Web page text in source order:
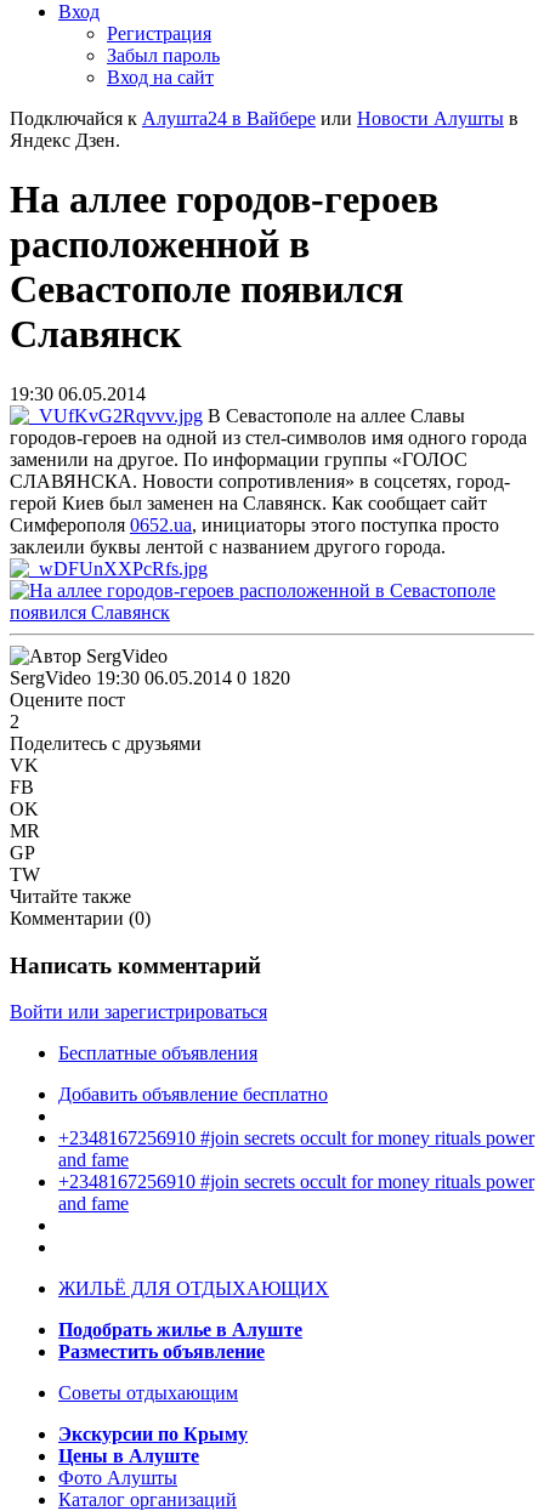
Вход
Регистрация
Забыл пароль
Вход на сайт
Подключайся к Алушта24 в Вайбере или Новости Алушты в
Яндекс Дзен.
На аллее городов-героев
расположенной в
Севастополе появился
Славянск
19:30 06.05.2014
В Севастополе на аллее Славы
городов-героев на одной из стел-символов имя одного города
заменили на другое. По информации группы «ГОЛОС
СЛАВЯНСКА. Новости сопротивления» в соцсетях, город-
герой Киев был заменен на Славянск. Как сообщает сайт
Симферополя 0652.ua, инициаторы этого поступка просто
заклеили буквы лентой с названием другого города.
SergVideo 19:30 06.05.2014 0 1820
Оцените пост
2
Поделитесь с друзьями
VK
FB
OK
MR
GP
TW
Читайте также
Комментарии (0)
Написать комментарий
Войти или зарегистрироваться
Бесплатные объявления
Добавить объявление бесплатно
+2348167256910 #join secrets occult for money rituals power
and fame
+2348167256910 #join secrets occult for money rituals power
and fame
ЖИЛЬЁ ДЛЯ ОТДЫХАЮЩИХ
Подобрать жилье в Алуште
Разместить объявление
Советы отдыхающим
Экскурсии по Крыму
Цены в Алуште
Фото Алушты
Каталог организаций